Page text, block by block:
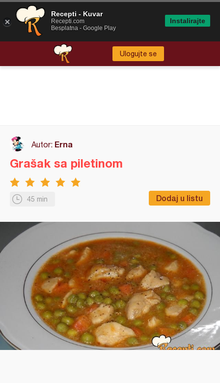
Ulogujte se
Autor: Erna
45 min Dodaj u listu
Grašak sa piletinom
Recepti - Kuvar
Recepti.com
Besplatna - Google Play
Instalirajte